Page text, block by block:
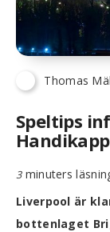
Thomas
Speltips
3minuters
Liverpool är
bottenlaget